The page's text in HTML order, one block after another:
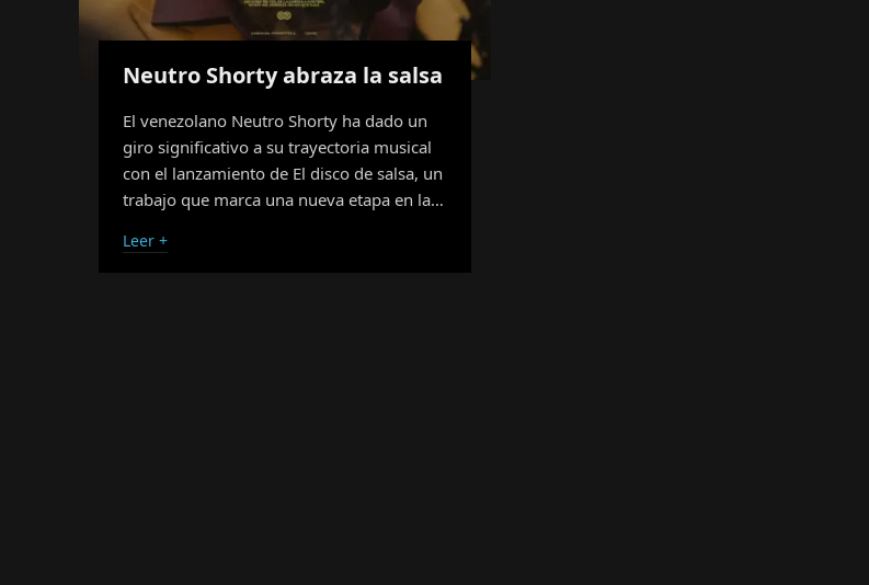
Neutro Shorty abraza la salsa
El venezolano Neutro Shorty ha dado un
giro significativo a su trayectoria musical
con el lanzamiento de El disco de salsa, un
trabajo que marca una nueva etapa en la…
Leer +